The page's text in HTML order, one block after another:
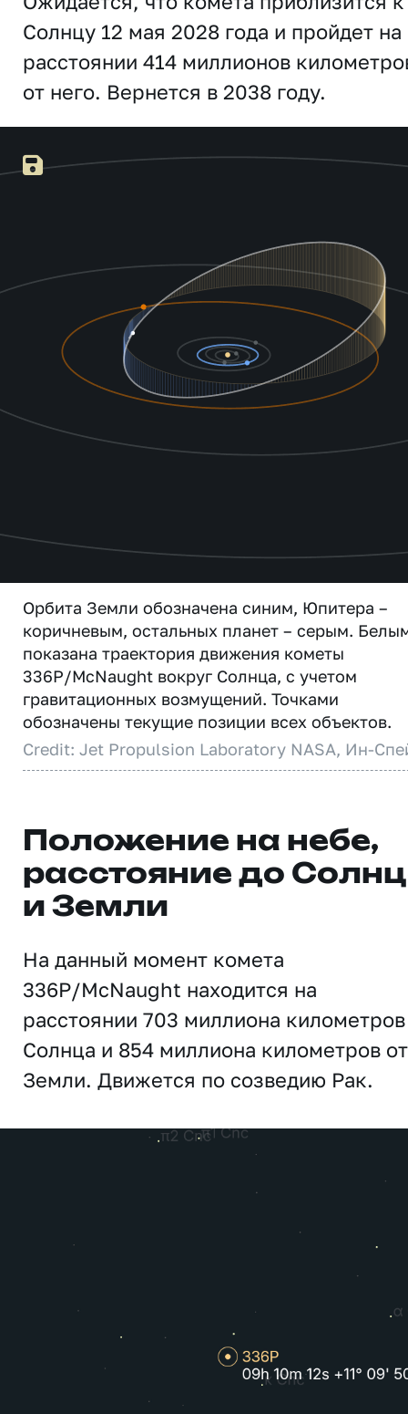
Солнцу 12 мая 2028 года и пройдет на
расстоянии 414 миллионов
от него. Вернется в 2038 году.
Орбита Земли обозначена синим, Юпитера –
коричневым, остальных планет – серым.
показана траектория движения кометы
336P/McNaught вокруг Солнца, с учетом
гравитационных возмущений. Точками
обозначены текущие позиции всех объектов.
Credit: Jet Propulsion Laboratory NASA, Ин-
Положение на небе,
расстояние до
и Земли
На данный момент комета
336P/McNaught находится на
расстоянии 703 миллиона
Солнца и 854 миллиона километров от
Земли. Движется по созведию Рак.